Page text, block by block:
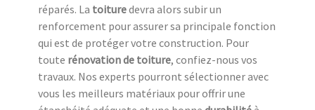
réparés. La toituredevra alors subir un
renforcement pour assurer sa principale fonction
qui est de protéger votre construction. Pour
toute rénovation de toiture, confiez-nous vos
travaux. Nos experts pourront sélectionner avec
vous les meilleurs matériaux pour offrir une